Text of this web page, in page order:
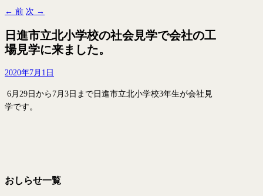
← 前 次 →
日進市立北小学校の社会見学で会社の工
場見学に来ました。
2020年7月1日
6月29日から7月3日まで日進市立北小学校3年生が会社見
学です。
おしらせ一覧